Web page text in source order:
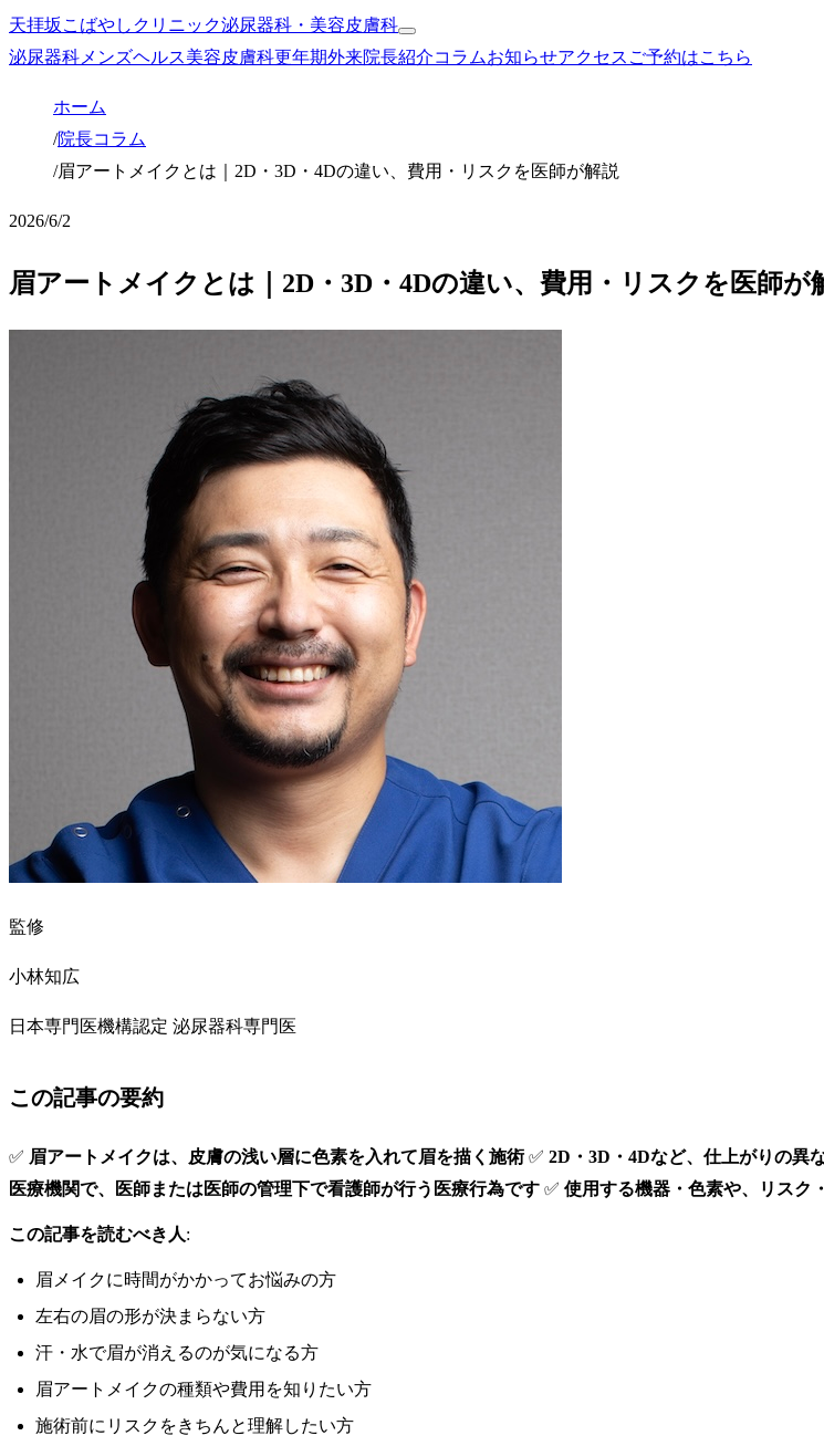
天拝坂こばやしクリニック泌尿器科・美容皮膚科
泌尿器科 メンズヘルス美容皮膚科更年期外来院長紹介コラムお知らせアクセス ご予約はこちら
ホーム
/院長コラム
/眉アートメイクとは｜2D・3D・4Dの違い、費用・リスクを医師が解説
2026/6/2
眉アートメイクとは｜2D・3D・4Dの違い、費用・リスクを医師が
監修
小林知広
日本専門医機構認定 泌尿器科専門医
この記事の要約
✅ 眉アートメイクは、皮膚の浅い層に色素を入れて眉を描く施術✅ 2D・3D・4Dなど、仕上がりの異
医療機関で、医師または医師の管理下で看護師が行う医療行為です ✅ 使用する機器・色素や、リスク
この記事を読むべき人:
眉メイクに時間がかかってお悩みの方
左右の眉の形が決まらない方
汗・水で眉が消えるのが気になる方
眉アートメイクの種類や費用を知りたい方
施術前にリスクをきちんと理解したい方